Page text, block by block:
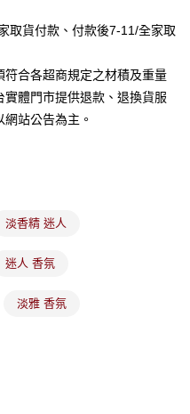
達大哥付你分期系統評分，恕無
期」於每月結算日後寄送繳費提
條碼／台灣大直營門市／銀行轉
費。
司帳單繳交帳款。
大哥大進項蒐集、處理及利用，
https://oppay.tw/userRule
費
運費
運費
費
運費
取貨付款、付款後7-11/全家取
符合各超商規定之材積及重量
體門市提供退款、退換貨服
站公告為主。
淡香精 迷人
迷人 香氛
淡雅 香氛